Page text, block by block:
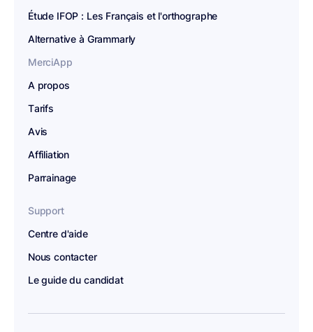
Étude IFOP : Les Français et l'orthographe
Alternative à Grammarly
MerciApp
A propos
Tarifs
Avis
Affiliation
Parrainage
Support
Centre d'aide
Nous contacter
Le guide du candidat